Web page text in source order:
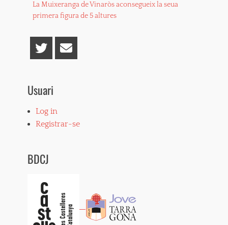
p
p
m o
d'entrades
Previous
post:
La Muixeranga de Vinaròs aconsegueix la seua
primera figura de 5 altures
Twitter
Email
Usuari
Log in
Registrar-se
BDCJ